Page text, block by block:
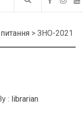
> ЗНО-2021
: librarian